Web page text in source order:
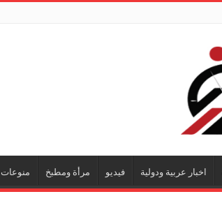
اخبار عربية ودولية فيديو مرأة ومطبخ منوعات